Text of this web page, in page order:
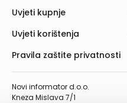
Novi informator d.o.o.
Kneza Mislava 7/1
Uvjeti kupnje
Uvjeti korištenja
Pravila zaštite privatnosti